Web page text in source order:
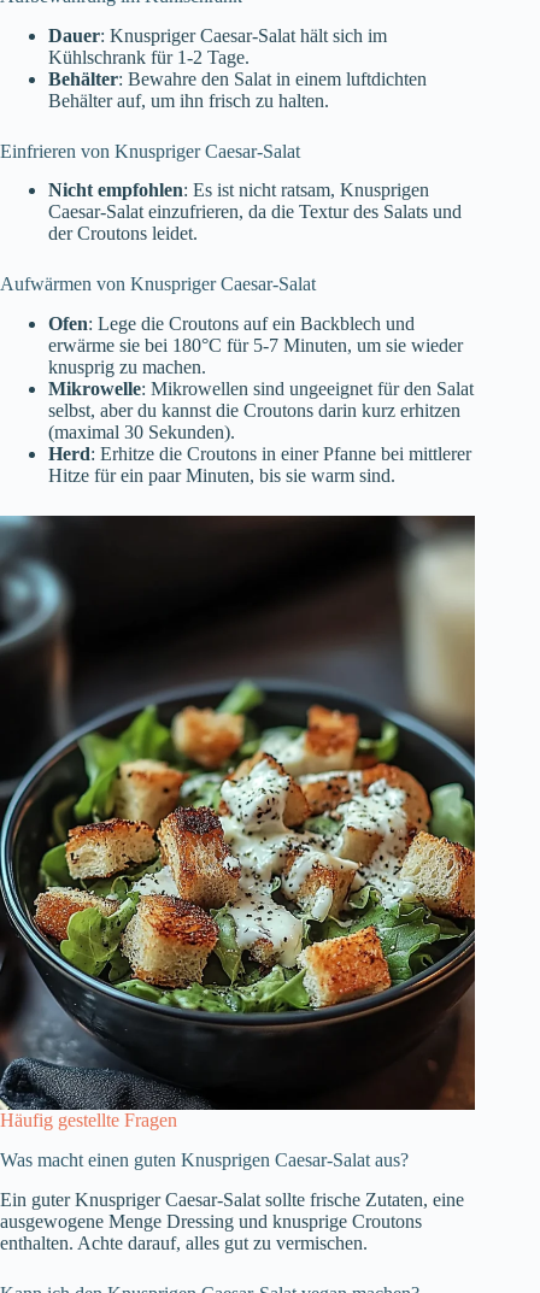
Dauer: Knuspriger Caesar-Salat hält sich im
Kühlschrank für 1-2 Tage.
Behälter: Bewahre den Salat in einem luftdichten
Behälter auf, um ihn frisch zu halten.
Einfrieren von Knuspriger Caesar-Salat
Nicht empfohlen: Es ist nicht ratsam, Knusprigen
Caesar-Salat einzufrieren, da die Textur des Salats und
der Croutons leidet.
Aufwärmen von Knuspriger Caesar-Salat
Ofen: Lege die Croutons auf ein Backblech und
erwärme sie bei 180°C für 5-7 Minuten, um sie wieder
knusprig zu machen.
Mikrowelle: Mikrowellen sind ungeeignet für den Salat
selbst, aber du kannst die Croutons darin kurz erhitzen
(maximal 30 Sekunden).
Herd: Erhitze die Croutons in einer Pfanne bei mittlerer
Hitze für ein paar Minuten, bis sie warm sind.
Häufig gestellte Fragen
Was macht einen guten Knusprigen Caesar-Salat aus?
Ein guter Knuspriger Caesar-Salat sollte frische Zutaten, eine
ausgewogene Menge Dressing und knusprige Croutons
enthalten. Achte darauf, alles gut zu vermischen.